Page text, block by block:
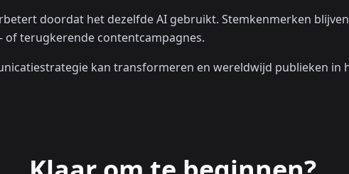
doordat het dezelfde AI gebruikt. Stemkenmerken
of terugkerende contentcampagnes.
kan transformeren en wereldwijd publieken in